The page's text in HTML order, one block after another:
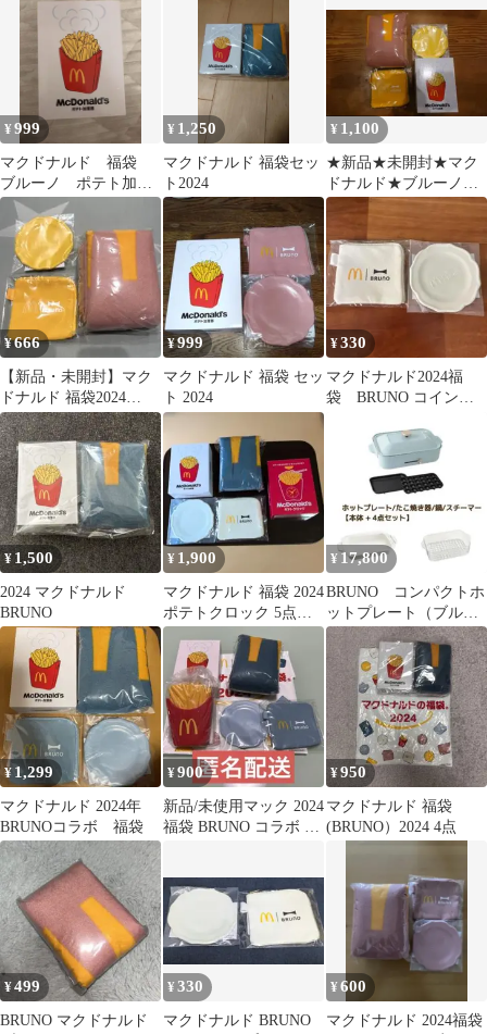
ト 2点
¥999
マクドナルド 福袋
ブルーノ ポテト加湿
器
¥ 1,250
マクドナルド 福袋セッ
ト2024
¥ 1,100
★新品★未開封★マク
ドナルド★ブルーノ
★2024年福袋
¥666
【新品・未開封】マク
ドナルド 福袋2024
BRUNO 3個セット
¥999
マクドナルド 福袋 セッ
ト 2024
¥330
マクドナルド2024福
袋 BRUNO コインポ
ット 白
¥ 1,500
2024 マクドナルド
BRUNO
¥ 1,900
マクドナルド 福袋 2024
ポテトクロック 5点セ
ット
¥ 17,800
BRUNO コンパクトホ
ットプレート（ブルー
グレー）
¥ 1,299
マクドナルド 2024年
BRUNOコラボ 福袋
¥900
新品/未使用マック 2024
福袋 BRUNO コラボ ブ
¥950
マクドナルド 福袋
(BRUNO）2024 4点
¥499
BRUNO マクドナルド
¥330
マクドナルド BRUNO
¥600
マクドナルド 2024福袋